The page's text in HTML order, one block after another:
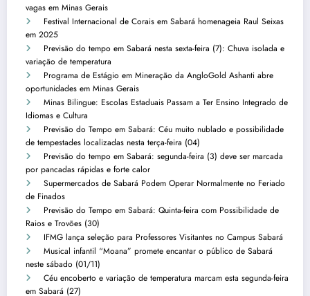
vagas em Minas Gerais
Festival Internacional de Corais em Sabará homenageia Raul Seixas
em 2025
Previsão do tempo em Sabará nesta sexta-feira (7): Chuva isolada e
variação de temperatura
Programa de Estágio em Mineração da AngloGold Ashanti abre
oportunidades em Minas Gerais
Minas Bilingue: Escolas Estaduais Passam a Ter Ensino Integrado de
Idiomas e Cultura
Previsão do Tempo em Sabará: Céu muito nublado e possibilidade
de tempestades localizadas nesta terça-feira (04)
Previsão do tempo em Sabará: segunda-feira (3) deve ser marcada
por pancadas rápidas e forte calor
Supermercados de Sabará Podem Operar Normalmente no Feriado
de Finados
Previsão do Tempo em Sabará: Quinta-feira com Possibilidade de
Raios e Trovões (30)
IFMG lança seleção para Professores Visitantes no Campus Sabará
Musical infantil “Moana” promete encantar o público de Sabará
neste sábado (01/11)
Céu encoberto e variação de temperatura marcam esta segunda-feira
em Sabará (27)